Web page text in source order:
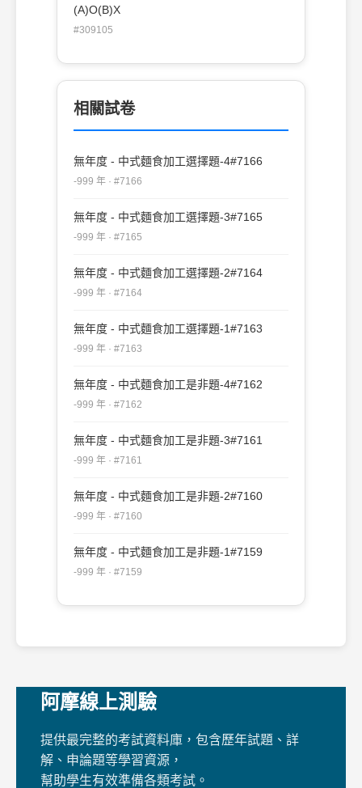
(A)O(B)X
#309105
相關試卷
無年度 - 中式麵食加工選擇題-4#7166
-999 年 · #7166
無年度 - 中式麵食加工選擇題-3#7165
-999 年 · #7165
無年度 - 中式麵食加工選擇題-2#7164
-999 年 · #7164
無年度 - 中式麵食加工選擇題-1#7163
-999 年 · #7163
無年度 - 中式麵食加工是非題-4#7162
-999 年 · #7162
無年度 - 中式麵食加工是非題-3#7161
-999 年 · #7161
無年度 - 中式麵食加工是非題-2#7160
-999 年 · #7160
無年度 - 中式麵食加工是非題-1#7159
-999 年 · #7159
阿摩線上測驗
提供最完整的考試資料庫，包含歷年試題、詳
解、申論題等學習資源，
幫助學生有效準備各類考試。